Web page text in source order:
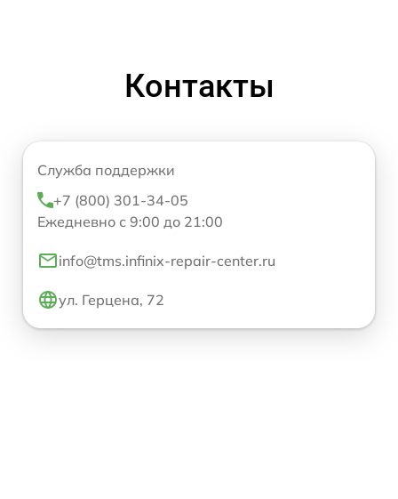
Контакты
Служба поддержки
+7 (800) 301-34-05
Ежедневно с 9:00 до 21:00
info@tms.infinix-repair-center.ru
ул. Герцена, 72